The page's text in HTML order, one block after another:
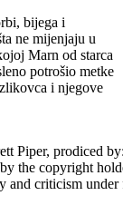
bijega i
ne mijenjaju u
Marn od starca
potrošio metke
i njegove
Piper, prodiced
the copyright
and criticism under